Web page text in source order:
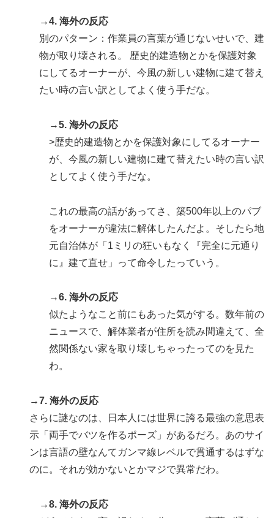
→4. 海外の反応
別のパターン：作業員の言葉が通じないせいで、建
物が取り壊される。 歴史的建造物とかを保護対象
にしてるオーナーが、今風の新しい建物に建て替え
たい時の言い訳としてよく使う手だな。
→5. 海外の反応
>歴史的建造物とかを保護対象にしてるオーナー
が、今風の新しい建物に建て替えたい時の言い訳
としてよく使う手だな。
これの最高の話があってさ、築500年以上のパブ
をオーナーが違法に解体したんだよ。そしたら地
元自治体が「1ミリの狂いもなく『完全に元通り
に』建て直せ」って命令したっていう。
→6. 海外の反応
似たようなこと前にもあった気がする。数年前の
ニュースで、解体業者が住所を読み間違えて、全
然関係ない家を取り壊しちゃったってのを見た
わ。
→7. 海外の反応
さらに謎なのは、日本人には世界に誇る最強の意思表
示「両手でバツを作るポーズ」があるだろ。あのサイ
ンは言語の壁なんてガンマ線レベルで貫通するはずな
のに。それが効かないとかマジで異常だわ。
→8. 海外の反応